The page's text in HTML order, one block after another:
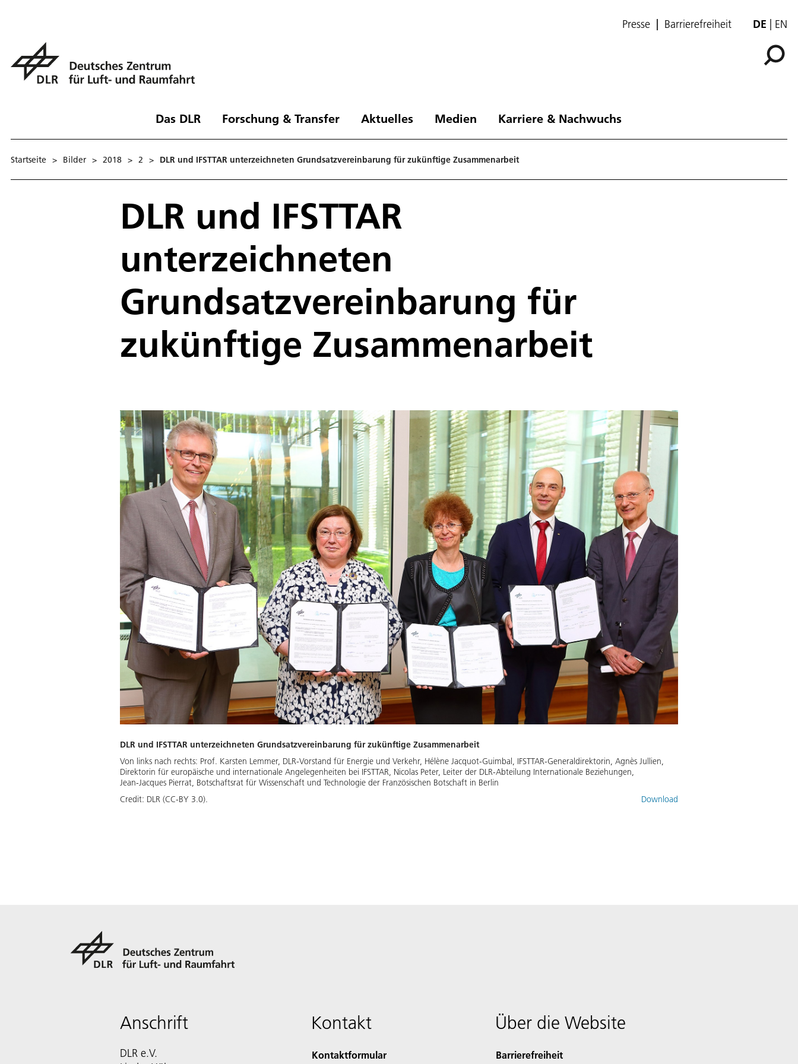
Presse Barrierefreiheit DE EN
Das DLR Forschung & Transfer Aktuelles Medien Karriere & Nachwuchs
Startseite > Bilder > 2018 > 2 > DLR und IFSTTAR unterzeichneten Grundsatzvereinbarung für zukünftige Zusammenarbeit
DLR und IFSTTAR
unterzeichneten
Grundsatzvereinbarung für
zukünftige Zusammenarbeit
DLR und IFSTTAR unterzeichneten Grundsatzvereinbarung für zukünftige Zusammenarbeit
Von links nach rechts: Prof. Karsten Lemmer, DLR-Vorstand für Energie und Verkehr, Hélène Jacquot-Guimbal, IFSTTAR-Generaldirektorin, Agnès Jullien,
Direktorin für europäische und internationale Angelegenheiten bei IFSTTAR, Nicolas Peter, Leiter der DLR-Abteilung Internationale Beziehungen,
Jean-Jacques Pierrat, Botschaftsrat für Wissenschaft und Technologie der Französischen Botschaft in Berlin
Credit: DLR (CC-BY 3.0). Download
Anschrift
DLR e.V.
Kontakt
Kontaktformular
Über die Website
Barrierefreiheit